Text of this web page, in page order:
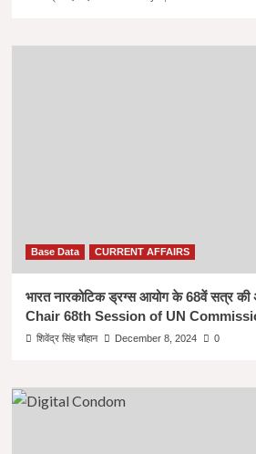
Base Data CURRENT AFFAIRS
भारत नारकोटिक ड्रग्स आयोग के 68वें सत्र की
Chair 68th Session of UN
शिवेंद्र सिंह चौहान December 8, 2024 0